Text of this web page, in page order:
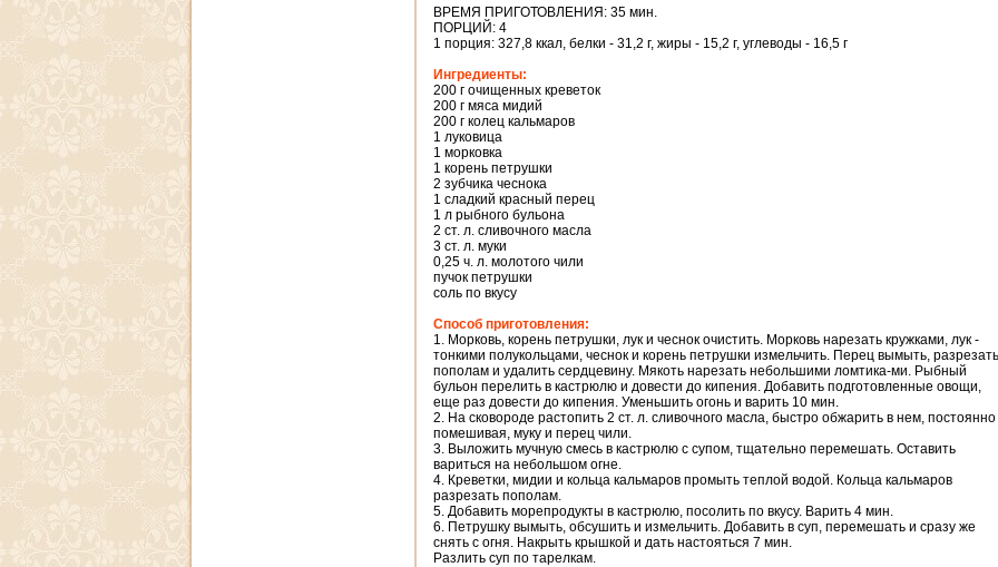
ВРЕМЯ ПРИГОТОВЛЕНИЯ: 35 мин.
ПОРЦИЙ: 4
1 порция: 327,8 ккал, белки - 31,2 г, жиры - 15,2 г, углеводы - 16,5 г
Ингредиенты:
200 г очищенных креветок
200 г мяса мидий
200 г колец кальмаров
1 луковица
1 морковка
1 корень петрушки
2 зубчика чеснока
1 сладкий красный перец
1 л рыбного бульона
2 ст. л. сливочного масла
3 ст. л. муки
0,25 ч. л. молотого чили
пучок петрушки
соль по вкусу
Способ приготовления:
1. Морковь, корень петрушки, лук и чеснок очистить. Морковь нарезать кружками, лук -
тонкими полукольцами, чеснок и корень петрушки измельчить. Перец вымыть, разрезать
пополам и удалить сердцевину. Мякоть нарезать небольшими ломтика-ми. Рыбный
бульон перелить в кастрюлю и довести до кипения. Добавить подготовленные овощи,
еще раз довести до кипения. Уменьшить огонь и варить 10 мин.
2. На сковороде растопить 2 ст. л. сливочного масла, быстро обжарить в нем, постоянно
помешивая, муку и перец чили.
3. Выложить мучную смесь в кастрюлю с супом, тщательно перемешать. Оставить
вариться на небольшом огне.
4. Креветки, мидии и кольца кальмаров промыть теплой водой. Кольца кальмаров
разрезать пополам.
5. Добавить морепродукты в кастрюлю, посолить по вкусу. Варить 4 мин.
6. Петрушку вымыть, обсушить и измельчить. Добавить в суп, перемешать и сразу же
снять с огня. Накрыть крышкой и дать настояться 7 мин.
Разлить суп по тарелкам.